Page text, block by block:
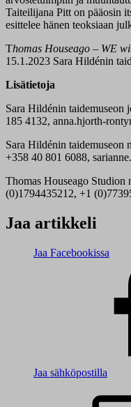
Taiteilijana Pitt on pääosin
esittelee hänen teoksiaan
Thomas Houseago – WE
15.1.2023 Sara Hildénin
Lisätietoja
Sara Hildénin
185 4132, anna.hjorth-
Sara Hildénin taidemuseon
+358 40 801 6088,
Thomas Houseago Studion
(0)1794435212, +1
Jaa artikkeli
Jaa Facebookissa
Jaa sähköpostilla